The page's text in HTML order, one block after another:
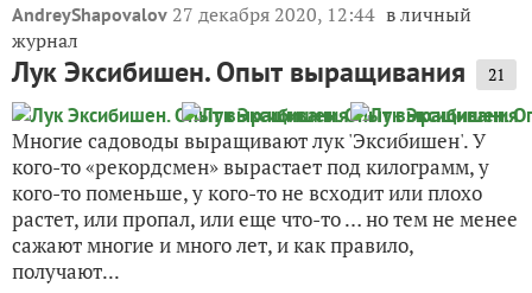
AndreyShapovalov 27 декабря 2020, 12:44 в личный
журнал
Лук Эксибишен. Опыт выращивания 21
Многие садоводы выращивают лук 'Эксибишен'. У
кого-то «рекордсмен» вырастает под килограмм, у
кого-то поменьше, у кого-то не всходит или плохо
растет, или пропал, или еще что-то … но тем не менее
сажают многие и много лет, и как правило,
получают...